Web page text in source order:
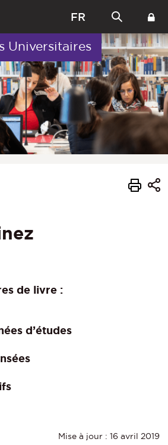
FR
Universitaires
de livre :
d’études
Mise à jour : 16 avril 2019